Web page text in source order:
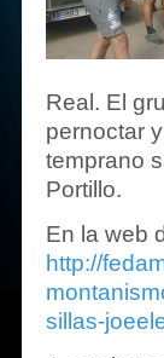
Real. El
pernoctar
temprano
Portillo.
En la web
http://
sillas-